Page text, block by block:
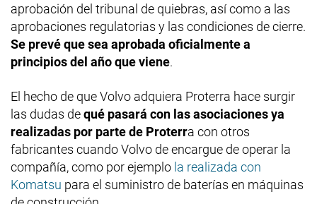
aprobación del tribunal de quiebras, así como a las
aprobaciones regulatorias y las condiciones de cierre.
Se prevé que sea aprobada oficialmente a
principios del año que viene.
El hecho de que Volvo adquiera Proterra hace surgir
las dudas dequé pasará con las asociaciones ya
realizadas por parte de Proterra con otros
fabricantes cuando Volvo de encargue de operar la
compañía, como por ejemplo la realizada con
Komatsu para el suministro de baterías en máquinas